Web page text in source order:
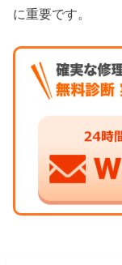
に重要です。